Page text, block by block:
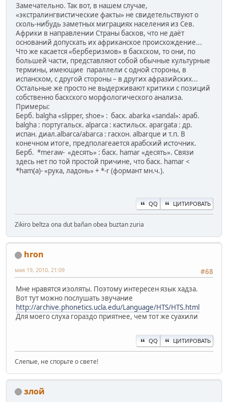
Замечательно. Так вот, в нашем случае,
«экстралингвистические факты» не свидетельствуют о
сколь-нибудь заметных миграциях населения из Сев.
Африки в направлении Страны басков, что не даёт
оснований допускать их африканское происхождение...
Что же касается «берберизмов» в баскском, то они, по
большей части, представляют собой обычные культурные
термины, имеющие параллели с одной стороны, в
испанском, с другой стороны – в других афразийских...
Остальные же просто не выдерживают критики с позиций
собственно баскского морфологического анализа.
Примеры:
Берб. balgha «slipper, shoe» : баск. abarka «sandal»: араб.
balgha : португальск. alparca : кастильск. apargata : др.
испан. диал.albarca/abarca : гаскон. albarque и т.п. В
конечном итоге, предполагеается арабский источник.
Берб. *meraw- «десять» : баск. hamar «десять». Связи
здесь нет по той простой причине, что баск. hamar <
*ham(a)- «рука, ладонь» + *-r (формант мн.ч.).
QQ ЦИТИРОВАТЬ
Zikiro beltza ona dut bañan obea buztan zuria
hron
#68
мая 19, 2010, 21:09
Мне нравятся изоляты. Поэтому интересен язык хадза.
Вот тут можно послушать звучание
http://archive.phonetics.ucla.edu/Language/HTS/HTS.html
Для моего слуха гораздо приятнее, чем тот же суахили
QQ ЦИТИРОВАТЬ
Слепые, не спорьте о свете!
злой